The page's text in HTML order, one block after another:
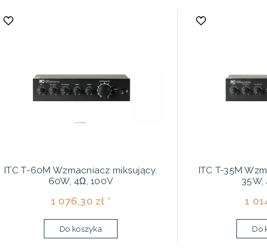
ITC T-60M Wzmacniacz miksujący.
60W, 4Ω, 100V
1 076,30 zł *
Do koszyka
ITC T-35M
35W,
1
Do